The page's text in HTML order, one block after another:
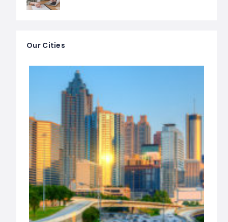
Our Cities